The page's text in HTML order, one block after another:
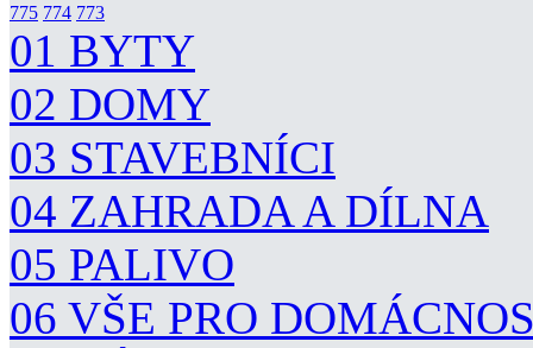
775 774 773
01 BYTY
02 DOMY
03 STAVEBNÍCI
04 ZAHRADA A DÍLNA
05 PALIVO
06 VŠE PRO